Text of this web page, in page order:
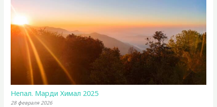
Непал. Марди Химал 2025
28 февраля 2026